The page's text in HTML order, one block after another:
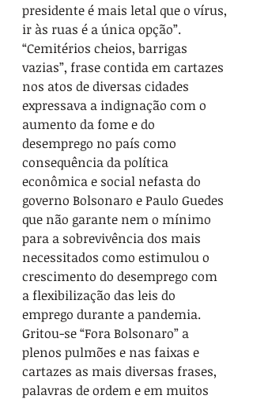
presidente é mais letal que o vírus,
ir às ruas é a única opção”.
“Cemitérios cheios, barrigas
vazias”, frase contida em cartazes
nos atos de diversas cidades
expressava a indignação com o
aumento da fome e do
desemprego no país como
consequência da política
econômica e social nefasta do
governo Bolsonaro e Paulo Guedes
que não garante nem o mínimo
para a sobrevivência dos mais
necessitados como estimulou o
crescimento do desemprego com
a flexibilização das leis do
emprego durante a pandemia.
Gritou-se “Fora Bolsonaro” a
plenos pulmões e nas faixas e
cartazes as mais diversas frases,
palavras de ordem e em muitos